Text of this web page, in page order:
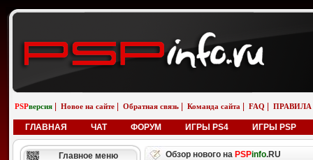
PSPверсия Новое на сайте Обратная связь Команда сайта FAQ ПРАВИЛА
ГЛАВНАЯ ЧАТ ФОРУМ ИГРЫ PS4 ИГРЫ PSP
Главное меню Обзор нового на PSPinfo.RU